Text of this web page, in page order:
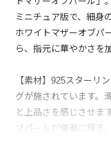
ミニチュア版で、細身
ホワイトマザーオブパ
ら、指元に華やかさを
【素材】925スターリ
グが施されています。
と上品さを感じさせま
ブパールが優雅に輝き
すべての金属は100％